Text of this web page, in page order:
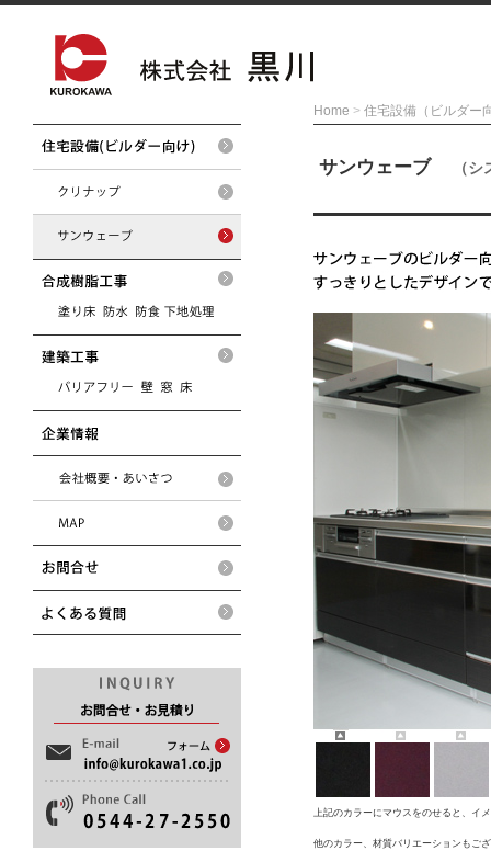
Home > 住宅設備（ビルダー
サンウェーブ （
上記のカラーにマウスをのせると、イ
他のカラー、材質バリエーションもご